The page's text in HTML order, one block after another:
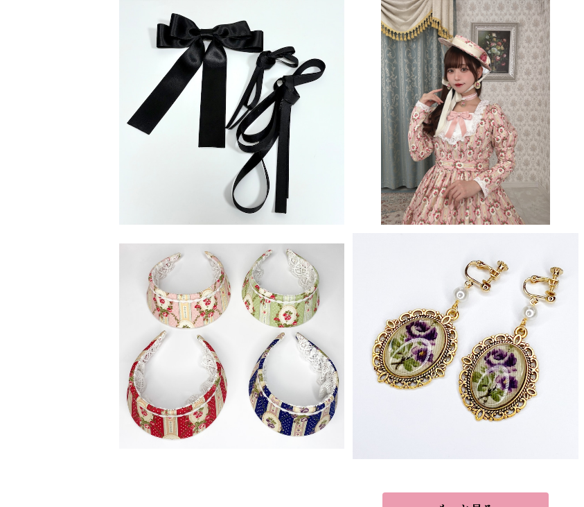
クラシカルローズガーデンワンピース用編
み上げリボンセット
¥4,000
ローズガーデンキャノティエ
¥20,000
ローズガーデンココシニクカチューシャ
¥6,000
ローズガーデンイヤリング/ピアス
¥4,000